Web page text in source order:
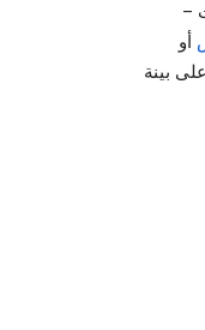
–
أو
بينة